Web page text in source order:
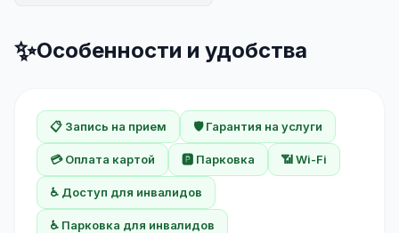
✨Особенности и удобства
📋 Запись на прием 🛡️ Гарантия на услуги
💳 Оплата картой 🅿️ Парковка 📶 Wi-Fi
♿ Доступ для инвалидов
♿ Парковка для инвалидов